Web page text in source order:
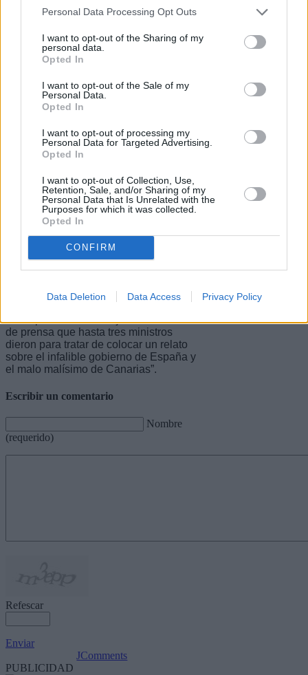
Personal Data Processing Opt Outs
I want to opt-out of the Sharing of my
personal data.
Opted In
I want to opt-out of the Sale of my
Personal Data.
Opted In
I want to opt-out of processing my
Personal Data for Targeted Advertising.
Opted In
I want to opt-out of Collection, Use,
Retention, Sale, and/or Sharing of my
Personal Data that Is Unrelated with the
Purposes for which it was collected.
Opted In
CONFIRM
Data Deletion Data Access Privacy Policy
capacidades para este tipo de análisis.
El parlamentario de CC ha concluido
su intervención con una defensa del
talante del presidente Clavijo: "para
Clavijo, calificarle o señalarle de
frentista y follonero es poco más o
menos que tratar de vendernos el
“Sin quitar méritos a todos los
profesionales que trabajaron en el
intervención, San Ginés recuerda a la
ministra que, para un mero trasvase de
pasajeros, el dispositivo
probablemente habría sido un éxito en
cualquier lugar con aeropuerto
internacional, como el de Praia, que
sugirió el Gobierno de Canarias.
Asimismo, San Ginés añade a la
España haya contenido el hantavirus
como parecía ser el objeto de la rueda
de prensa que hasta tres ministros
dieron para tratar de colocar un relato
sobre el infalible gobierno de España y
el malo malísimo de Canarias”.
Escribir un comentario
Nombre
(requerido)
Refescar
Enviar
JComments
PUBLICIDAD